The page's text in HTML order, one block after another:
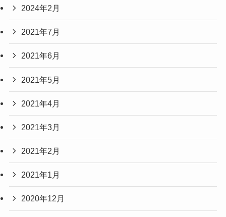
2024年2月
2021年7月
2021年6月
2021年5月
2021年4月
2021年3月
2021年2月
2021年1月
2020年12月